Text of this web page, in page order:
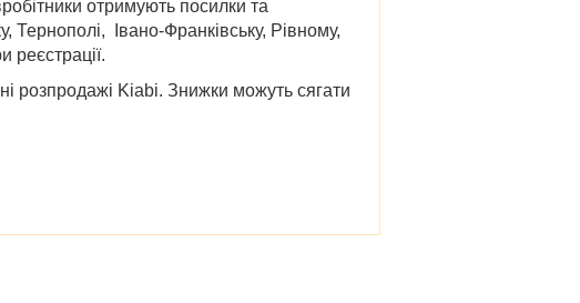
отримують посилки та
Тернополі, Івано-Франківську, Рівному,
реєстрації.
розпродажі Kiabi. Знижки можуть сягати